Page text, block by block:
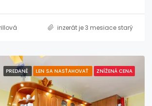
inzerát je 3 mesiace starý
PREDANÉ LEN SA NASŤAHOVAŤ ZNÍŽENÁ CENA